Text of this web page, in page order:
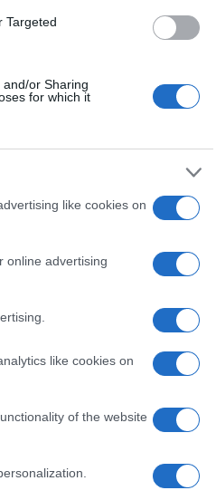
Targeted
or Sharing
for which it
like cookies on
online advertising
like cookies on
of the website
la
questo